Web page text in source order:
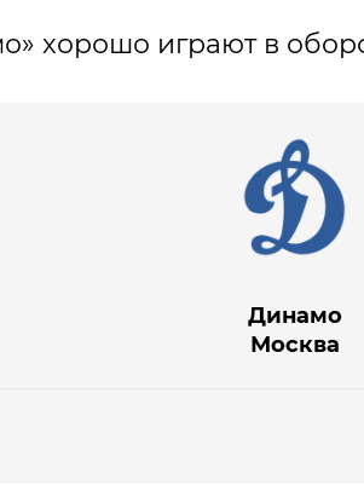
хорошо играют в
Динамо
Москва